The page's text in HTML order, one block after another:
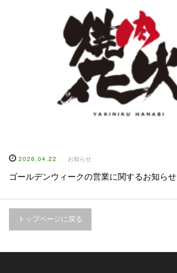
2026.04.22 お知らせ
ゴールデンウィークの営業に関するお知らせ
トップページに戻る